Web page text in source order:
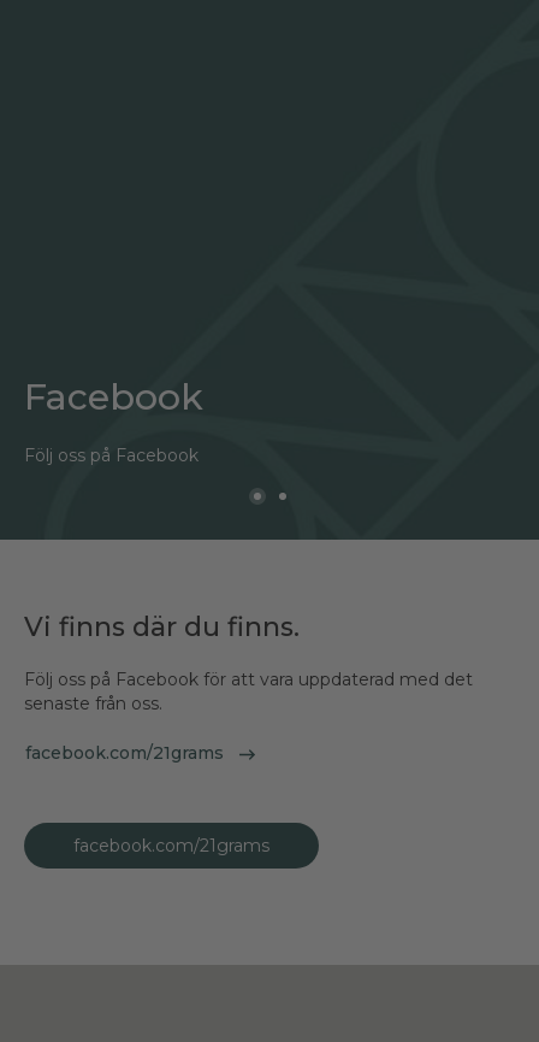
Facebook
Följ oss på Facebook
Vi finns där du finns.
Följ oss på Facebook för att vara uppdaterad med det
senaste från oss.
facebook.com/21grams
facebook.com/21grams